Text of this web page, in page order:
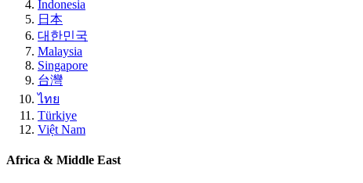
Indonesia
日本
대한민국
Malaysia
Singapore
台灣
ไทย
Türkiye
Việt Nam
Africa & Middle East